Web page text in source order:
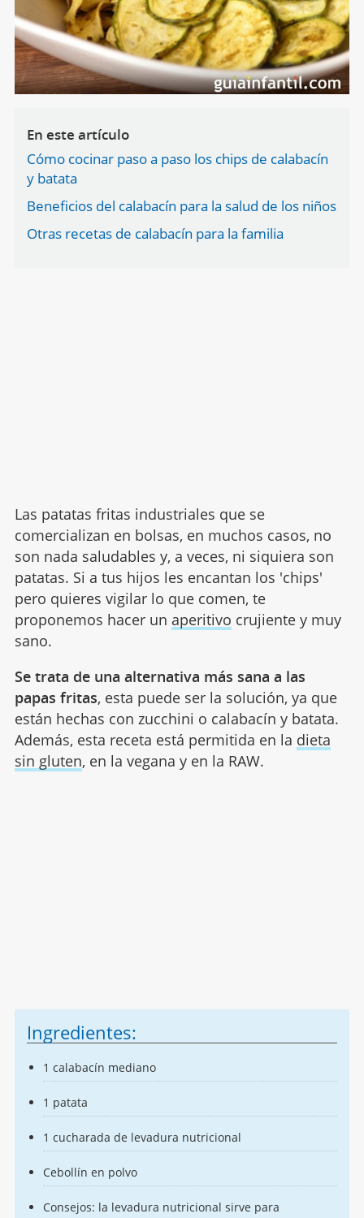
En este artículo
Cómo cocinar paso a paso los chips de calabacín
y batata
Beneficios del calabacín para la salud de los niños
Otras recetas de calabacín para la familia
Las patatas fritas industriales que se
comercializan en bolsas, en muchos casos, no
son nada saludables y, a veces, ni siquiera son
patatas. Si a tus hijos les encantan los 'chips'
pero quieres vigilar lo que comen, te
proponemos hacer un aperitivo crujiente y muy
sano.
Se trata de una alternativa más sana a las
papas fritas, esta puede ser la solución, ya que
están hechas con zucchini o calabacín y batata.
Además, esta receta está permitida en la dieta
sin gluten, en la vegana y en la RAW.
Ingredientes:
1 calabacín mediano
1 patata
1 cucharada de levadura nutricional
Cebollín en polvo
Consejos: la levadura nutricional sirve para